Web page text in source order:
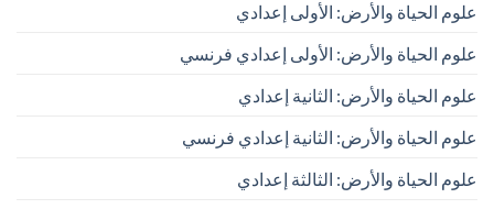
علوم الحياة والأرض: الأولى إعدادي
علوم الحياة والأرض: الأولى إعدادي فرنسي
علوم الحياة والأرض: الثانية إعدادي
علوم الحياة والأرض: الثانية إعدادي فرنسي
علوم الحياة والأرض: الثالثة إعدادي